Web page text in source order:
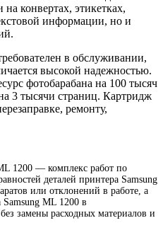
конвертах, этикетках,
информации, но и
в обслуживании,
высокой надежностью.
фотобарабана на 100 тысяч
3 тысячи страниц. Картридж
ремонту,
1200 — комплекс работ по
деталей принтера Samsung
или отклонений в работе, а
ML 1200 в
замены расходных материалов и